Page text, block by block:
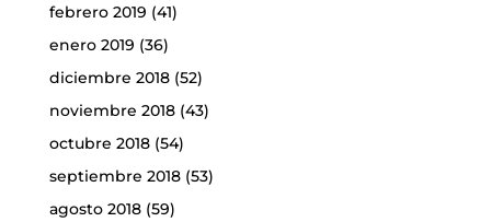
febrero 2019 (41)
enero 2019 (36)
diciembre 2018(52)
noviembre 2018(43)
octubre 2018(54)
septiembre 2018(53)
agosto 2018(59)